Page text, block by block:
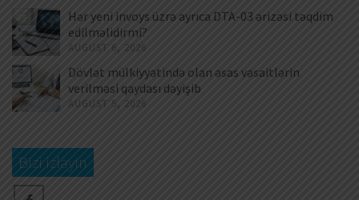
Hər yeni invoys üzrə ayrıca DTA-03 ərizəsi təqdim
edilməlidirmi?
AUGUST 6, 2026
Dövlət mülkiyyətində olan əsas vəsaitlərin
verilməsi qaydası dəyişib
AUGUST 5, 2026
Bizi izləyin